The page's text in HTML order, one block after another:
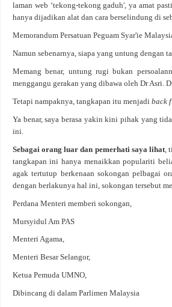
laman web ‘tekong-tekong gaduh', ya amat
hanya dijadikan alat dan cara berselindung di
Memorandum Persatuan Peguam Syar'ie
Namun sebenarnya, siapa yang untung dengan
Memang benar, untung rugi bukan
menggangu gerakan yang dibawa oleh Dr Asri.
Tetapi nampaknya, tangkapan itu menjadi back
Ya benar, saya berasa yakin kini pihak yang
ini.
Sebagai orang luar dan pemerhati saya lihat,
tangkapan ini hanya menaikkan populariti
agak tertutup berkenaan sokongan pelbagai
dengan berlakunya hal ini, sokongan tersebut
Perdana Menteri memberi sokongan,
Mursyidul Am PAS
Menteri Agama,
Menteri Besar Selangor,
Ketua Pemuda UMNO,
Dibincang di dalam Parlimen Malaysia